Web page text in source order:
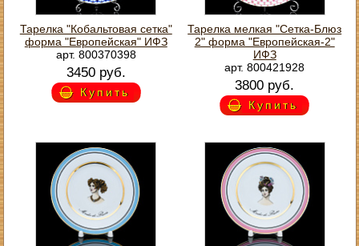
Тарелка "Кобальтовая сетка"
форма "Европейская" ИФЗ
арт. 800370398
3450 руб.
Купить
Тарелка мелкая "Сетка-Блюз
2" форма "Европейская-2"
ИФЗ
арт. 800421928
3800 руб.
Купить